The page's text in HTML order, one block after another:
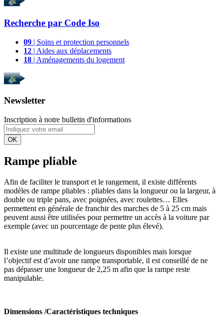
Recherche par Code Iso
09 | Soins et protection personnels
12 | Aides aux déplacements
18 | Aménagements du logement
Newsletter
Inscription à notre bulletin d'informations
OK
Rampe pliable
Afin de faciliter le transport et le rangement, il existe différents
modèles de rampe pliables : pliables dans la longueur ou la largeur, à
double ou triple pans, avec poignées, avec roulettes… Elles
permettent en générale de franchir des marches de 5 à 25 cm mais
peuvent aussi être utilisées pour permettre un accès à la voiture par
exemple (avec un pourcentage de pente plus élevé).
Il existe une multitude de longueurs disponibles mais lorsque
l’objectif est d’avoir une rampe transportable, il est conseillé de ne
pas dépasser une longueur de 2,25 m afin que la rampe reste
manipulable.
Dimensions /Caractéristiques techniques